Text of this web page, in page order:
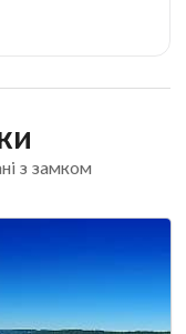
з замком